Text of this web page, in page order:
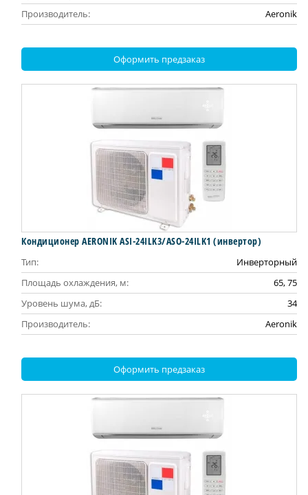
Производитель:
Aeronik
Оформить предзаказ
Кондиционер AERONIK ASI-24ILK3/ASO-24ILK1 (инвертoр)
Тип:
Инверторный
Площадь охлаждения, м:
65, 75
Уровень шума, дБ:
34
Производитель:
Aeronik
Оформить предзаказ